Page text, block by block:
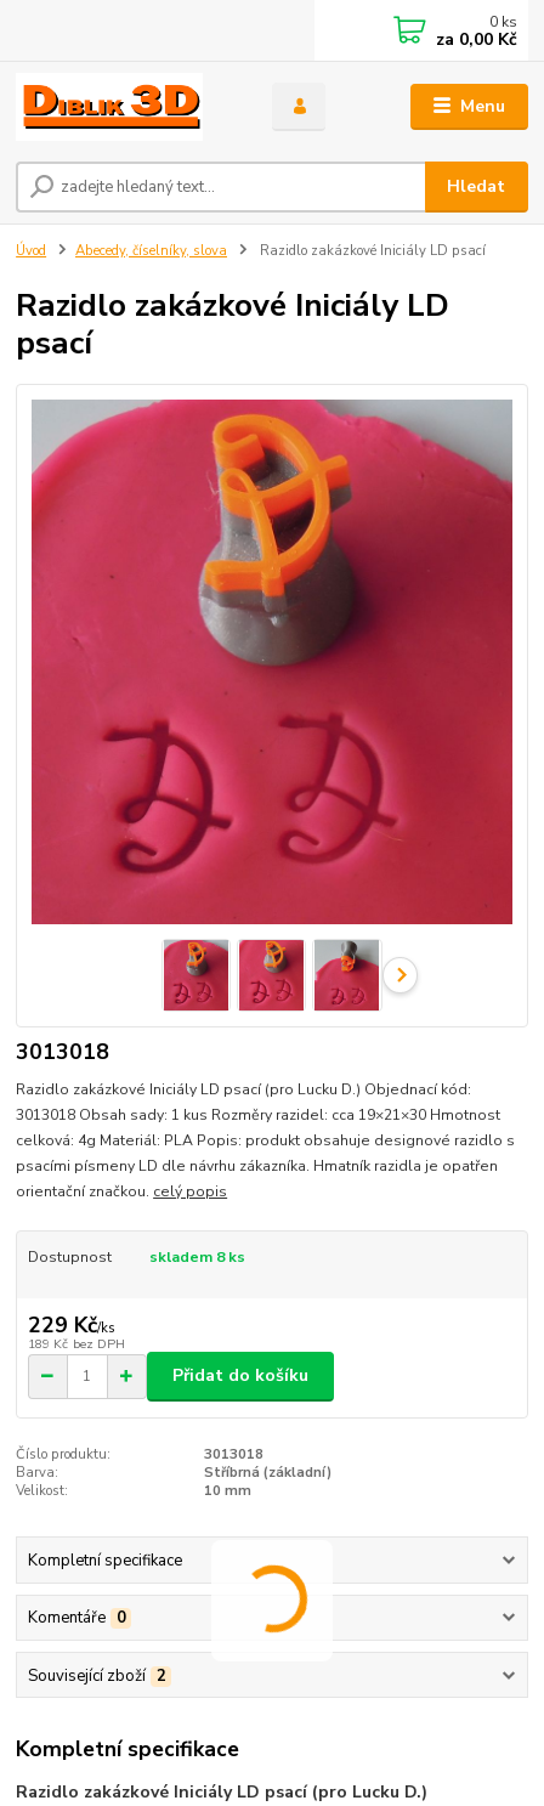
Menu
Hledat
0 ks
za 0,00 Kč
Úvod Abecedy, číselníky, slova Razidlo zakázkové Iniciály LD psací
Razidlo zakázkové Iniciály LD
psací
3013018
Razidlo zakázkové Iniciály LD psací (pro Lucku D.) Objednací kód:
3013018 Obsah sady: 1 kus Rozměry razidel: cca 19×21×30 Hmotnost
celková: 4g Materiál: PLA Popis: produkt obsahuje designové razidlo s
psacími písmeny LD dle návrhu zákazníka. Hmatník razidla je opatřen
orientační značkou. celý popis
Dostupnost skladem 8 ks
229 Kč/ks
189 Kč bez DPH
Přidat do košíku
Číslo produktu:
3013018
Barva:
Stříbrná (základní)
Velikost:
10 mm
Kompletní specifikace
Komentáře 0
Související zboží 2
Kompletní specifikace
Razidlo zakázkové Iniciály LD psací (pro Lucku D.)